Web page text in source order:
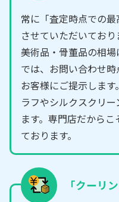
常に「査定時点での
させていただいており
美術品・骨董品の相
では、お問い合わせ
お客様にご提示しま
ラフやシルクスクリ
ます。専門店だから
ております。
「クーリ